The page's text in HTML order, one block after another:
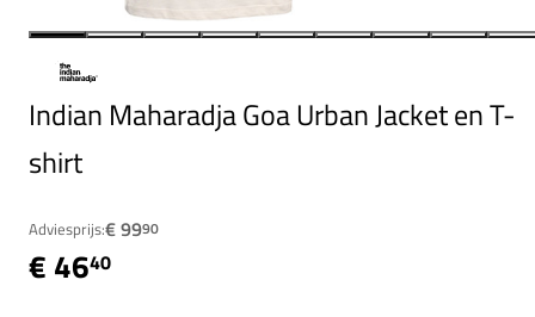
Indian Maharadja Goa Urban Jacket en T-
shirt
Adviesprijs:€ 9990
€ 4640